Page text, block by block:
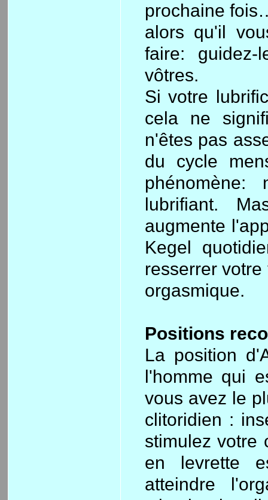
prochaine
alors qu'il
faire:
vôtres.
Si votre
cela ne
n'êtes pas
du cycle
lubrifiant.
augmente
Kegel
resserrer
orgasmique.
Positions
La position
l'homme qui
vous avez le
clitoridien :
stimulez votre
en levrette
atteindre